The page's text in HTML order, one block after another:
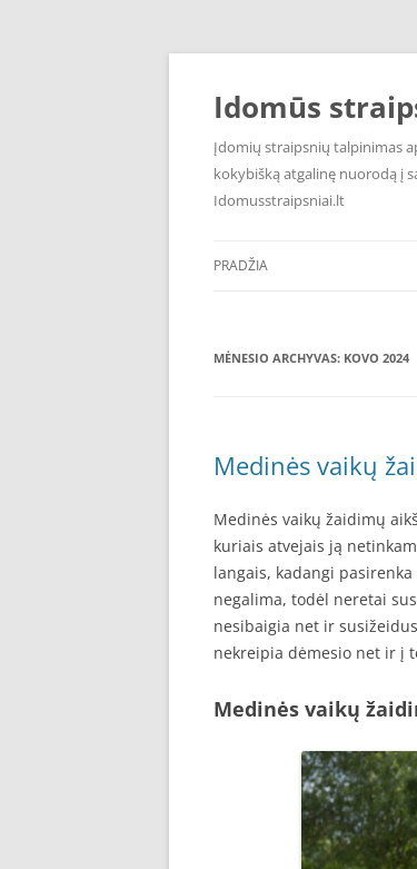
Pereiti
turinio
Idomūs
Įdomių straipsnių talpinimas
kokybišką atgalinę nuorodą į
Idomusstraipsniai.lt
PRADŽIA
MĖNESIO ARCHYVAS: KOVO 2024
Medinės vaikų
Medinės vaikų žaidimų
kuriais atvejais ją
langais, kadangi
negalima, todėl neretai
nesibaigia net ir
nekreipia dėmesio net ir į
Medinės vaikų